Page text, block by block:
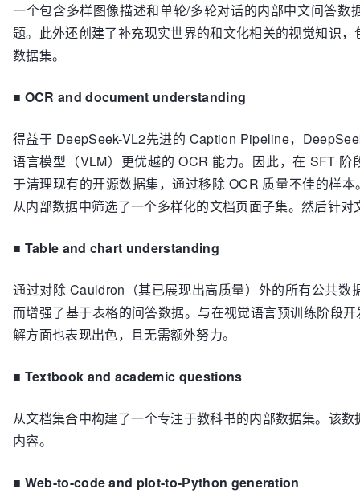
一个包含多样图像描述和单轮/多轮对话的内部中文问答数
题。此外还创建了补充现实世界的和文化相关的视觉知识
数据集。
■ OCR and document understanding
得益于 DeepSeek-VL2先进的 Caption Pipeline，
语言模型（VLM）更优越的 OCR 能力。因此，在 SFT
于清理现有的开源数据集，通过移除 OCR 质量不佳的样
从内部数据中筛选了一个多样化的文档页面子集。然后针
■ Table and chart understanding
通过对除 Cauldron（其已展现出高质量）外的所有公共数
而增强了基于表格的问答数据。与在视觉语言预训练阶段
解方面也表现出色，且无需额外努力。
■ Textbook and academic questions
从文档集合中构建了一个专注于教科书的内部数据集。该
内容。
■ Web-to-code and plot-to-Python generation